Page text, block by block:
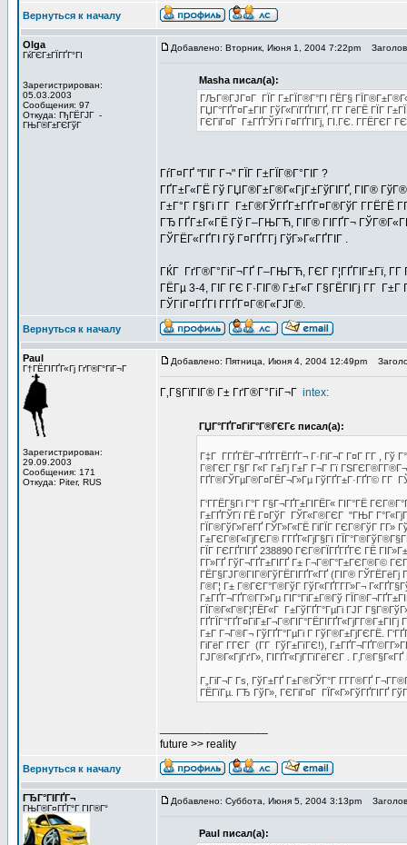
Вернуться к началу
Olga
ГќГЄГ±ГЇГҐГ°ГІ
Зарегистрирован:
05.03.2003
Сообщения: 97
Откуда: ГђГЁГЈГ -
ГЊГ®Г±ГЄГўГ
Добавлено: Вторник, Июня 1, 2004 7:22pm
Masha писал(а):
ГЉГ®ГЈГ¤Г ГЇГ Г±ГЇГ®Г°ГІ ГЁГ§
ГЏГ°ГҐГ¤Г±ГІГ ГўГ«ГїГҐГІГҐ, Г­Г ГёГЁ ГЇГ
ГЄГіГ¤Г Г±ГҐГЎГї Г¤ГҐГІГј, ГІ.ГЄ. Г­ГЁГЄГ
ГѓГ¤ГҐ "ГІГ Г¬" ГЇГ Г±ГЇГ®Г°ГІГ ?
ГҐГ±Г«ГЁ Гў ГЏГ®Г±Г®Г«ГјГ±ГўГІГҐ, ГІГ®
Г±Г°Г Г§Гі Г­Г Г±Г®ГЎГҐГ±ГҐГ¤Г®ГўГ Г­ГЁГЁ
ГЂ ГҐГ±Г«ГЁ Гў Г–ГЊГЋ, ГІГ® ГІГҐГ¬
ГЎГЁГ«ГҐГІ Гў Г¤ГҐГ­Гј ГўГ»Г«ГҐГІГ .
ГЌГ ГґГ®Г°ГіГ¬ГҐ Г–ГЊГЋ, ГЄГ Г¦ГҐГІГ±Гї,
ГЁГµ 3-4, ГІГ ГЄ Г·ГІГ® Г±Г«Г Г§ГЁГІГј Г­Г
ГЎГіГ¤ГҐГІ Г­ГҐГ¤Г®Г«ГЈГ®.
Вернуться к началу
Paul
Г†ГЁГІГҐГ«Гј ГґГ®Г°ГіГ¬Г
Зарегистрирован:
29.09.2003
Сообщения: 171
Откуда: Piter, RUS
Добавлено: Пятница, Июня 4, 2004 12:49pm
Г‚Г§ГїГІГ® Г± ГґГ®Г°ГіГ¬Г intex:
ГЏГ°ГҐГ¤ГіГ°Г®ГЄГє писал(а):
Г‡Г Г­ГҐГЁГ¬ГҐГ­ГЁГҐГ¬ Г·ГіГ¬Г Г¤Г Г­Г , Гў
Г®ГЄГ Г§Г Г«Г Г±Гј Г±Г Г¬Г Гї
ГҐГ®ГЎГµГ®Г¤ГЁГ¬Г»Гµ ГўГҐГ±Г·ГҐГ© Г­Г
Г‘Г­ГЁГ§Гі Г°Г Г§Г¬ГҐГ±ГІГЁГ« ГІГ°ГЁ
Г±ГҐГЎГї ГЁ Г¤ГўГ ГЎГ«Г®ГЄГ "ГЊГ
ГЇГ®ГўГ»ГёГҐ ГЎГ»Г«ГЁ ГіГЇГ ГЄГ®ГўГ Г­Г»
Г±ГЄГ®Г«ГјГЄГ® Г­ГҐГ«ГјГ§Гї
ГЇГ ГЄГҐГІГҐ 238890 ГЄГ®ГЇГҐГҐГЄ ГЁ
Г­Г»ГҐ ГўГ¬ГҐГ±ГІГҐ Г± Г¬Г®Г°Г±ГЄГ®Г© ГЄГ
ГЁГ§ГЈГ®ГІГ®ГўГЁГІГҐГ«ГҐ (ГІГ®
Г®Г¦ Г± Г®ГЄГ°Г®ГўГ ГўГ«ГҐГ­Г­Г»Г¬
Г±ГҐГ¬ГҐГ©Г­Г»Гµ ГІГ°ГіГ±Г®Гў
ГЇГ®Г«Г®Г¦ГЁГ«Г Г±ГўГҐГ°ГµГі ГЈГ
Г±Г Г¬Г®Г¬ ГўГҐГ°ГµГі Г ГўГ®Г±ГјГЄГЁ.
ГіГёГ Г­ГЄГ (Г­Г ГўГ±ГїГЄ!),
ГЈГ®Г«ГјГґГ», ГІГҐГ«ГјГ­ГїГёГЄГ .
Г„ГіГ¬Г Гѕ, ГўГ±ГҐ Г±Г®ГЎГ°Г Г­Г­Г®ГҐ
ГЁГїГµ. ГЂ ГўГ», ГЄГіГ¤Г ГЇГ«Г»ГўГҐГІГҐ
future >> reality
Вернуться к началу
ГЂГ°ГІГҐГ¬
ГЊГ®Г¤ГҐГ°Г ГІГ®Г°
Добавлено: Суббота, Июня 5, 2004 3:13pm
Paul писал(а):